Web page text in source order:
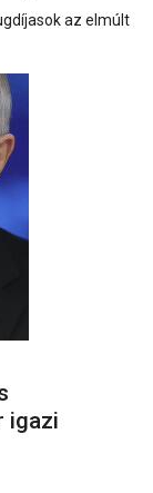
az elmúlt
igazi